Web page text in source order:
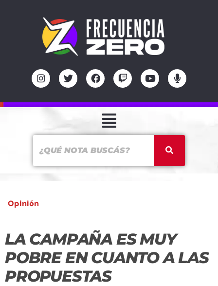
Opinión
LA CAMPAÑA ES MUY
POBRE EN CUANTO A LAS
PROPUESTAS